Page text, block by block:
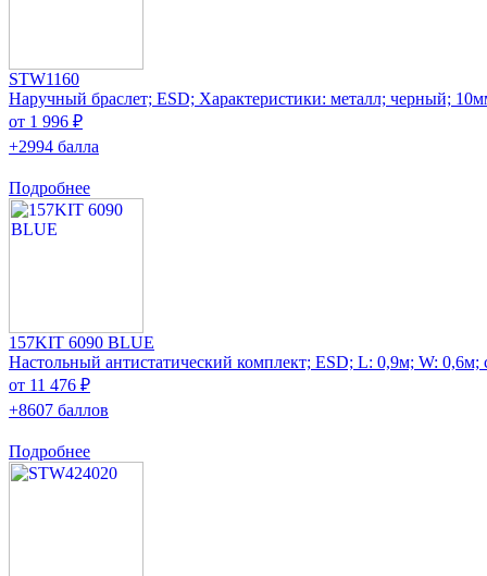
STW1160
Наручный браслет; ESD; Характеристики: металл; черный;
от 1 996 ₽
+2994 балла
Подробнее
157KIT 6090 BLUE
Настольный антистатический комплект; ESD; L: 0,9м; W: 0,6м;
от 11 476 ₽
+8607 баллов
Подробнее